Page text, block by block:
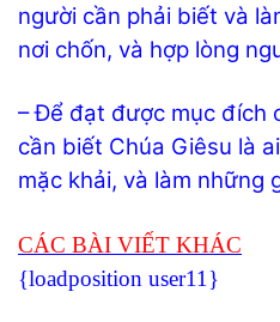
người cần phải biết và
nơi chốn, và hợp lòng
– Để đạt được mục đích
cần biết Chúa Giêsu là
mặc khải, và làm những
CÁC BÀI VIẾT KHÁC
{loadposition user11}